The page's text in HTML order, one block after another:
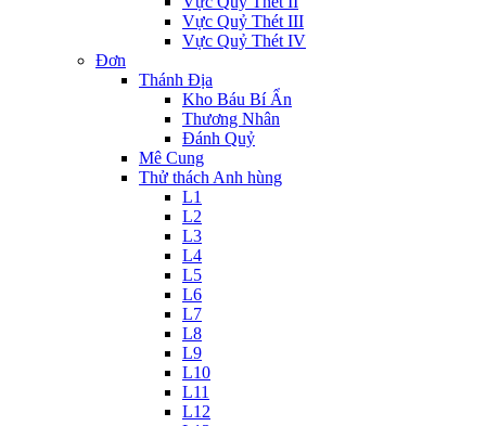
Vực Quỷ Thét III
Vực Quỷ Thét IV
Đơn
Thánh Địa
Kho Báu Bí Ẩn
Thương Nhân
Đánh Quỷ
Mê Cung
Thử thách Anh hùng
L1
L2
L3
L4
L5
L6
L7
L8
L9
L10
L11
L12